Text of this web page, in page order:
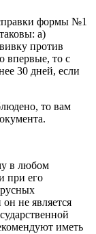
формы №1
а)
против
впервые, то с
30 дней, если
то вам
в любом
при его
не является
иметь